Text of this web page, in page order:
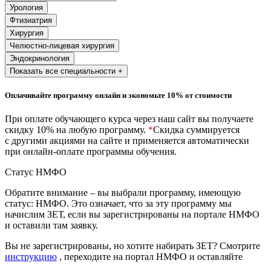
транспорта
Техника и технологии строительства
Ядерная энергетика и технологии
Физкультура и спорт
Сервис и туризм
Изобразительное и прикладные виды
искусств
информативно-библиотечное дело
Урология
Фтизиатрия
Хирургия
Челюстно-лицевая хирургия
Эндокринология
Показать все специальности +
Оплачивайте программу онлайн и экономьте 10% от стоимости
При оплате обучающего курса через наш сайт вы получаете
скидку 10% на любую программу. *Скидка суммируется
с другими акциями на сайте и применяется автоматически
при онлайн-оплате программы обучения.
Статус НМФО
Обратите внимание – вы выбрали программу, имеющую
статус: НМФО. Это означает, что за эту программу мы
начислим ЗЕТ, если вы зарегистрированы на портале НМФО
и оставили там заявку.
Вы не зарегистрированы, но хотите набирать ЗЕТ? Смотрите
инструкцию , переходите на портал НМФО и оставляйте